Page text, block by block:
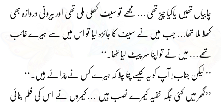
چابیاں تھیں یاکیا چیز تھی … مجھے تو سیف کھلی ملی تھی اور بیرونی دروازہ بھی
کھلا ملا تھا… جب میں نے سیف کا جائزہ لیا تو اس میں سے ہیرے غائب
تھے… میں نے تو اپنا سر پیٹ لیا تھا۔‘‘
’’ لیکن جناب! آپ کو یہ کیسے پتا چلا کہ ہیرے کس نے چرائے ہیں۔‘‘
’’گھر میں کئی جگہ خفیہ کیمرے نصب ہیں …کیمروں نے اس کی فلم بنائی